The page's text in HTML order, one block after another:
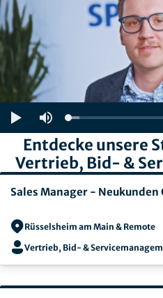
Entdecke unsere
Vertrieb, Bid- &
Sales Manager -
Rüsselsheim am Main & Remote
Vertrieb, Bid- &